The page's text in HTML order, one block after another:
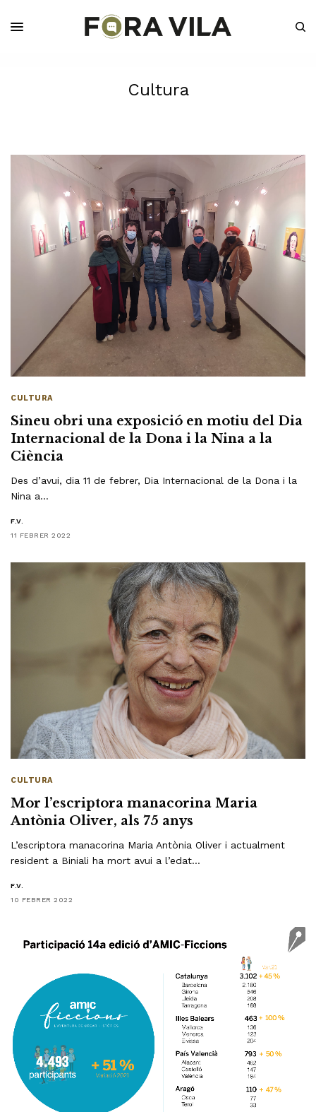
Cultura
CULTURA
Sineu obri una exposició en motiu del Dia
Internacional de la Dona i la Nina a la
Ciència
Des d’avui, dia 11 de febrer, Dia Internacional de la Dona i la
Nina a…
F.V.
11 FEBRER 2022
CULTURA
Mor l’escriptora manacorina Maria
Antònia Oliver, als 75 anys
L’escriptora manacorina Maria Antònia Oliver i actualment
resident a Biniali ha mort avui a l’edat…
F.V.
10 FEBRER 2022